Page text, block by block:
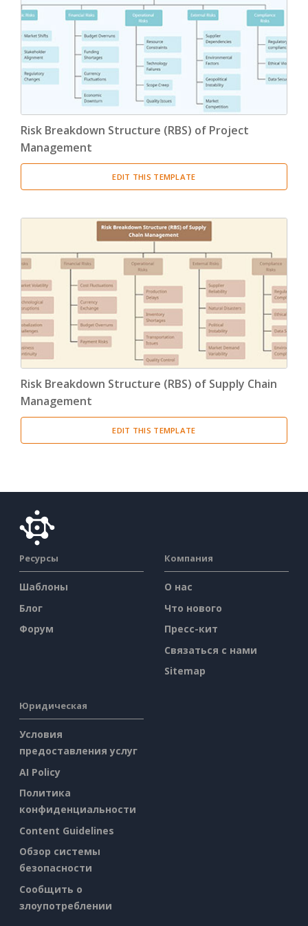
Product Breakdown Structure
Procurement Breakdown Structure (3)
Stakeholder Breakdown Structure
Location Breakdown Structure (3)
Risk Breakdown Structure (RBS) of Project
Management
EDIT THIS TEMPLATE
Risk Breakdown Structure (RBS) of Supply Chain
Management
EDIT THIS TEMPLATE
Ресурсы
Шаблоны
Блог
Форум
Компания
О нас
Что нового
Пресс-кит
Связаться с нами
Sitemap
Юридическая
Условия
предоставления услуг
AI Policy
Политика
конфиденциальности
Content Guidelines
Обзор системы
безопасности
Сообщить о
злоупотреблении